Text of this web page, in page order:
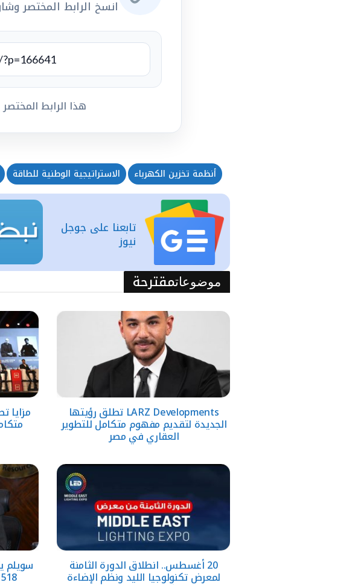
انسخ الرابط المختصر
هذا الرابط
أنظمة تخزين الكهرباء الاستراتيجية الوطنية للطاقة
تابعنا على جوجل
نيوز
موضوعاتمقترحة
LARZ Developments تطلق رؤيتها
الجديدة لتقديم مفهوم متكامل للتطوير
العقاري في مصر
20 أغسطس.. انطلاق الدورة الثامنة
لمعرض تكنولوجيا الليد ونظم الإضاءة
سويلم
518 حالة بناء مخالف بفرع رشيد